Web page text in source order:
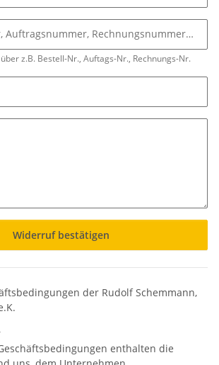
z.B. Bestell-Nr., Auftags-Nr., Rechnungs-Nr.
Bestellnummer, Auftragsnummer, Rechnungsnummer
Widerruf bestätigen
der Rudolf Schemmann,
enthalten die